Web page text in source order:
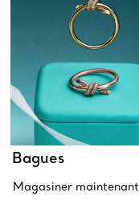
Bagues
Magasiner maintenant